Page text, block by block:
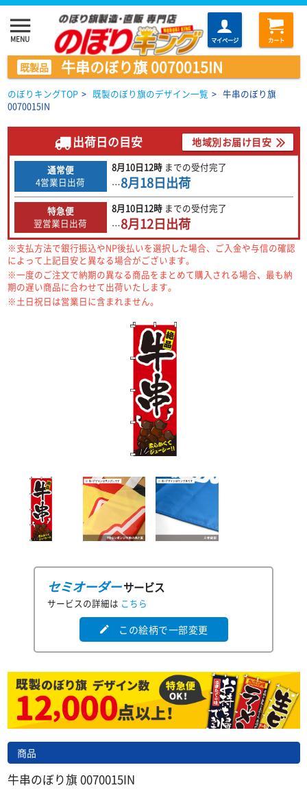
menu
MENU マイページ カート
既製品 牛串のぼり旗 0070015IN
のぼりキングTOP > 既製のぼり旗のデザイン一覧 > 牛串のぼり旗
0070015IN
出荷日の目安 地域別お届け目安
通常便
4営業日出荷
8月10日12時 までの受付完了
…8月18日出荷
特急便
翌営業日出荷
8月10日12時 までの受付完了
…8月12日出荷
※支払方法で銀行振込やNP後払いを選択した場合、ご入金や与信の確認
によって上記目安と異なる場合がございます。
※一度のご注文で納期の異なる商品をまとめて購入される場合、最も納
期の遅い商品に合わせて出荷いたします。
※土日祝日は営業日に含まれません。
セミオーダーサービス
サービスの詳細は こちら
edit この絵柄で一部変更
商品
牛串のぼり旗 0070015IN